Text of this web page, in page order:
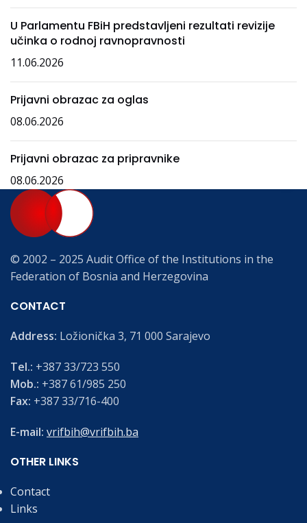
U Parlamentu FBiH predstavljeni rezultati revizije
učinka o rodnoj ravnopravnosti
11.06.2026
Prijavni obrazac za oglas
08.06.2026
Prijavni obrazac za pripravnike
08.06.2026
© 2002 – 2025 Audit Office of the Institutions in the
Federation of Bosnia and Herzegovina
CONTACT
Address: Ložionička 3, 71 000 Sarajevo
Tel.: +387 33/723 550
Mob.: +387 61/985 250
Fax: +387 33/716-400
E-mail: vrifbih@vrifbih.ba
OTHER LINKS
Contact
Links